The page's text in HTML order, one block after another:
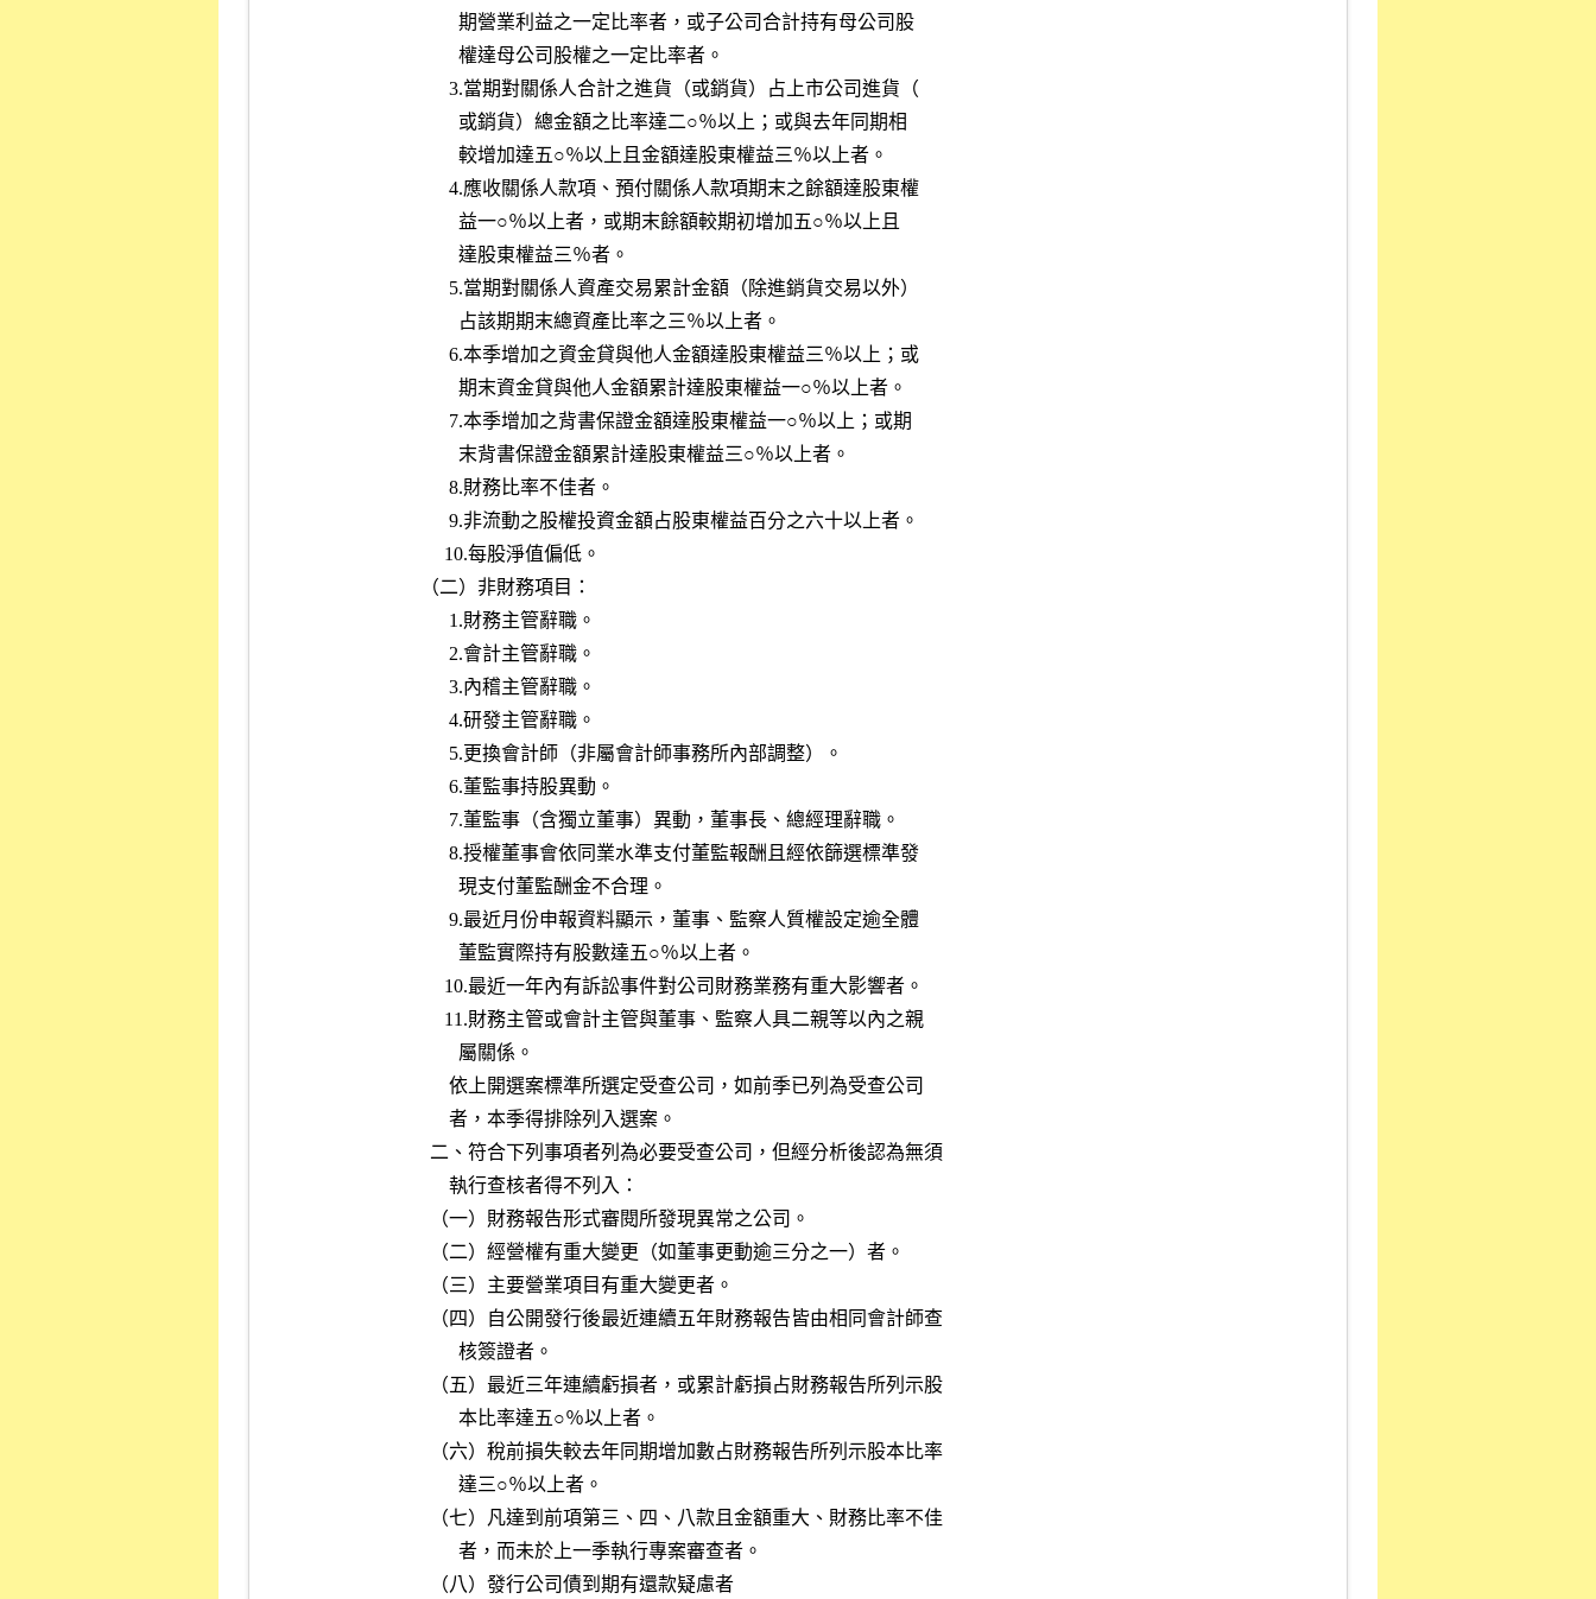
                          期營業利益之一定比率者，或子公司合計持有母公司股
                          權達母公司股權之一定比率者。
                        3.當期對關係人合計之進貨（或銷貨）占上市公司進貨（
                          或銷貨）總金額之比率達二○％以上；或與去年同期相
                          較增加達五○％以上且金額達股東權益三％以上者。
                        4.應收關係人款項、預付關係人款項期末之餘額達股東權
                          益一○％以上者，或期末餘額較期初增加五○％以上且
                          達股東權益三％者。
                        5.當期對關係人資產交易累計金額（除進銷貨交易以外）
                          占該期期末總資產比率之三％以上者。
                        6.本季增加之資金貸與他人金額達股東權益三％以上；或
                          期末資金貸與他人金額累計達股東權益一○％以上者。
                        7.本季增加之背書保證金額達股東權益一○％以上；或期
                          末背書保證金額累計達股東權益三○％以上者。
                        8.財務比率不佳者。
                        9.非流動之股權投資金額占股東權益百分之六十以上者。
                       10.每股淨值偏低。
                  （二）非財務項目：
                        1.財務主管辭職。
                        2.會計主管辭職。
                        3.內稽主管辭職。
                        4.研發主管辭職。
                        5.更換會計師（非屬會計師事務所內部調整）。
                        6.董監事持股異動。
                        7.董監事（含獨立董事）異動，董事長、總經理辭職。
                        8.授權董事會依同業水準支付董監報酬且經依篩選標準發
                          現支付董監酬金不合理。
                        9.最近月份申報資料顯示，董事、監察人質權設定逾全體
                          董監實際持有股數達五○％以上者。
                       10.最近一年內有訴訟事件對公司財務業務有重大影響者。
                       11.財務主管或會計主管與董事、監察人具二親等以內之親
                          屬關係。
                        依上開選案標準所選定受查公司，如前季已列為受查公司
                        者，本季得排除列入選案。
                    二、符合下列事項者列為必要受查公司，但經分析後認為無須
                        執行查核者得不列入：
                    （一）財務報告形式審閱所發現異常之公司。
                    （二）經營權有重大變更（如董事更動逾三分之一）者。
                    （三）主要營業項目有重大變更者。
                    （四）自公開發行後最近連續五年財務報告皆由相同會計師查
                          核簽證者。
                    （五）最近三年連續虧損者，或累計虧損占財務報告所列示股
                          本比率達五○％以上者。
                    （六）稅前損失較去年同期增加數占財務報告所列示股本比率
                          達三○％以上者。
                    （七）凡達到前項第三、四、八款且金額重大、財務比率不佳
                          者，而未於上一季執行專案審查者。
                    （八）發行公司債到期有還款疑慮者